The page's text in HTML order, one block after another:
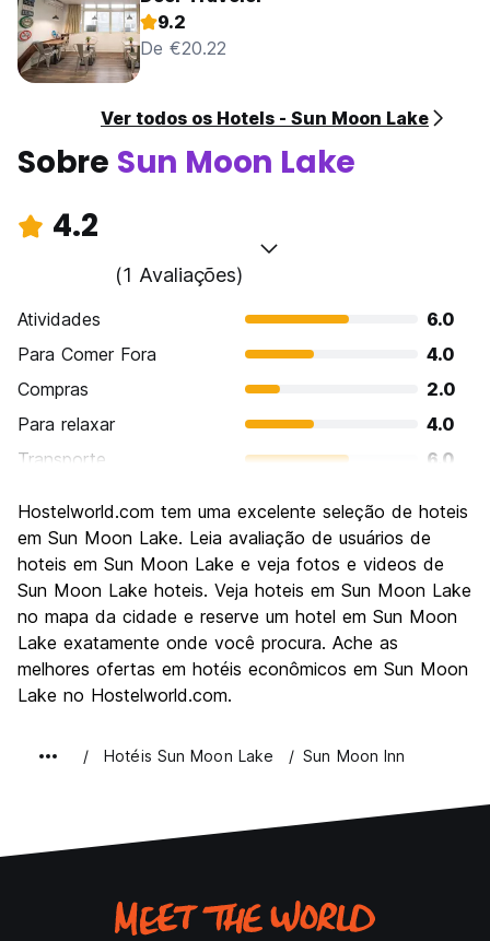
9.2
De €20.22
Ver todos os Hotels - Sun Moon Lake
Sobre Sun Moon Lake
4.2
(1 Avaliações)
Atividades
6.0
Para Comer Fora
4.0
Compras
2.0
Para relaxar
4.0
Transporte
6.0
Cultura
4.0
Festas / vida noturna
2.0
Custo-beneficio
4.0
Hostelworld.com tem uma excelente seleção de hoteis
em Sun Moon Lake. Leia avaliação de usuários de
hoteis em Sun Moon Lake e veja fotos e videos de
Sun Moon Lake hoteis. Veja hoteis em Sun Moon Lake
no mapa da cidade e reserve um hotel em Sun Moon
Lake exatamente onde você procura. Ache as
melhores ofertas em hotéis econômicos em Sun Moon
Lake no Hostelworld.com.
Hotéis Sun Moon Lake Sun Moon Inn